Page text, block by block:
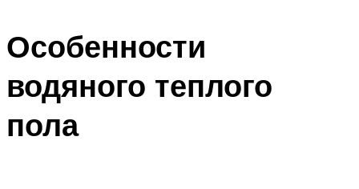
Особенности
водяного теплого
пола